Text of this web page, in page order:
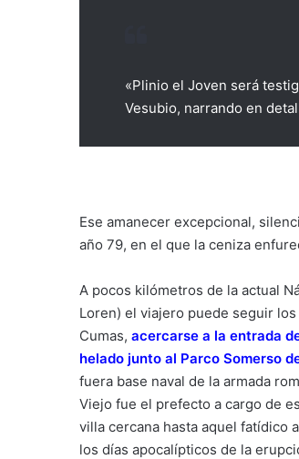
«Plinio el Joven será
Vesubio, narrando en
Ese amanecer excepcional,
año 79, en el que la ceniza
A pocos kilómetros de la actual
Loren) el viajero puede seguir
Cumas, acercarse a la entrada
helado junto al Parco Somerso
fuera base naval de la armada
Viejo fue el prefecto a cargo de
villa cercana hasta aquel fatídico
los días apocalípticos de la